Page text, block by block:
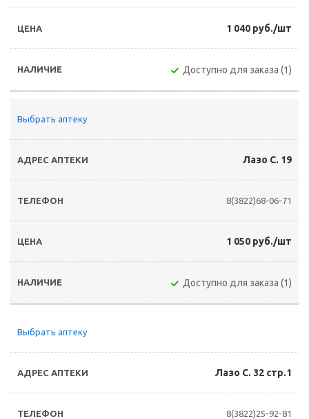
1 040 руб./шт
Доступно для заказа (1)
Выбрать аптеку
Лазо С. 19
8(3822)68-06-71
1 050 руб./шт
Доступно для заказа (1)
Выбрать аптеку
Лазо С. 32 стр.1
8(3822)25-92-81